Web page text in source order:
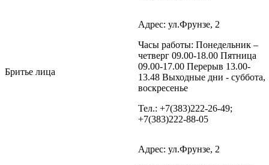
Бритье лица
Адрес: ул.Фрунзе, 2
Часы работы: Понедельник –
четверг 09.00-18.00 Пятница
09.00-17.00 Перерыв 13.00-
13.48 Выходные дни - суббота,
воскресенье
Тел.: +7(383)222-26-49;
+7(383)222-88-05
Адрес: ул.Фрунзе, 2